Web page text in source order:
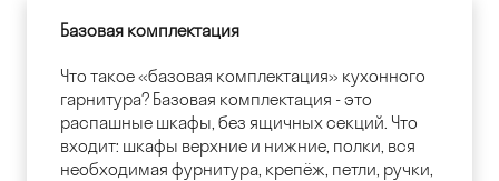
Базовая комплектация
Что такое «базовая комплектация» кухонного
гарнитура? Базовая комплектация - это
распашные шкафы, без ящичных секций. Что
входит: шкафы верхние и нижние, полки, вся
необходимая фурнитура, крепёж, петли, ручки,